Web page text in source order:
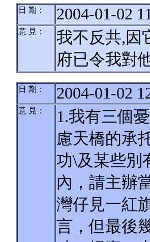
日 期： 2004-01-02
意 見：
我不反共,因
府已令我對
日 期： 2004-01-02
意 見：
1.我有三個
慮天橋的承
功\及某些別
內，請主辦
灣仔見一紅
言，但最後